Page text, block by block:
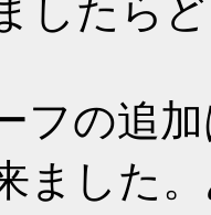
したら
フの追
ました